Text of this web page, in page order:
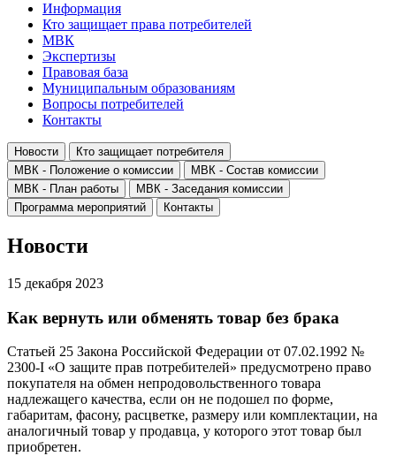
Информация
Кто защищает права потребителей
МВК
Экспертизы
Правовая база
Муниципальным образованиям
Вопросы потребителей
Контакты
Новости
Кто защищает потребителя
МВК - Положение о комиссии
МВК - Состав комиссии
МВК - План работы
МВК - Заседания комиссии
Программа мероприятий
Контакты
Новости
15 декабря 2023
Как вернуть или обменять товар без брака
Статьей 25 Закона Российской Федерации от 07.02.1992 №
2300-I «О защите прав потребителей» предусмотрено право
покупателя на обмен непродовольственного товара
надлежащего качества, если он не подошел по форме,
габаритам, фасону, расцветке, размеру или комплектации, на
аналогичный товар у продавца, у которого этот товар был
приобретен.